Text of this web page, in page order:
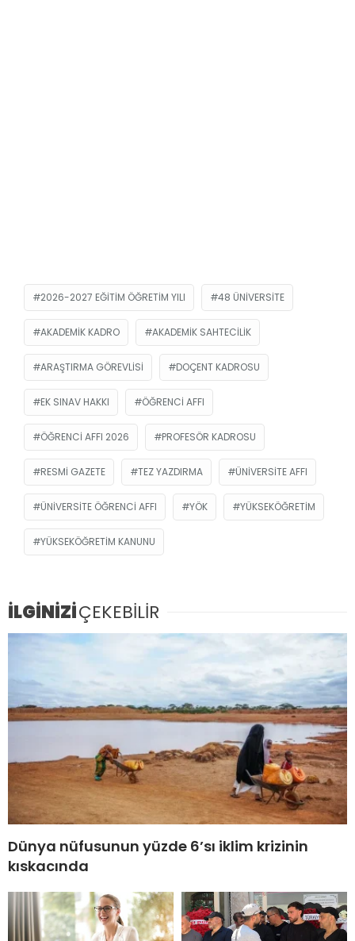
2026-2027 EĞITIM ÖĞRETIM YILI 48 ÜNIVERSITE
AKADEMIK KADRO AKADEMIK SAHTECILIK
ARAŞTIRMA GÖREVLISI DOÇENT KADROSU
EK SINAV HAKKI ÖĞRENCI AFFI
ÖĞRENCI AFFI 2026 PROFESÖR KADROSU
RESMİ GAZETE TEZ YAZDIRMA ÜNIVERSITE AFFI
ÜNIVERSITE ÖĞRENCI AFFI YÖK YÜKSEKÖĞRETIM
YÜKSEKÖĞRETIM KANUNU
İLGİNİZİÇEKEBİLİR
Dünya nüfusunun yüzde 6’sı iklim krizinin
kıskacında